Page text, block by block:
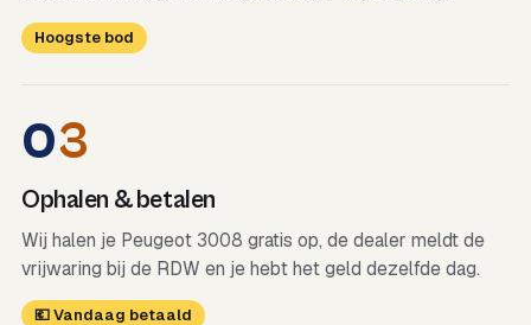
Hoogste bod
03
Ophalen & betalen
Wij halen je Peugeot 3008 gratis op, de dealer meldt de
vrijwaring bij de RDW en je hebt het geld dezelfde dag.
💶 Vandaag betaald